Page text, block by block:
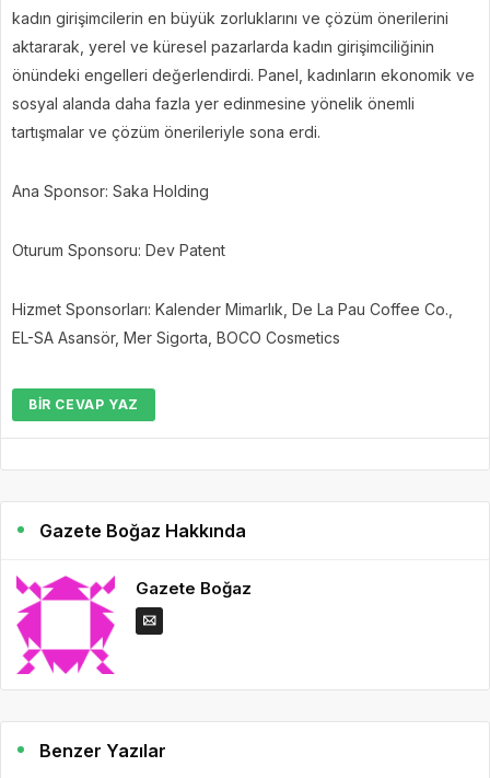
kadın girişimcilerin en büyük zorluklarını ve çözüm önerilerini
aktararak, yerel ve küresel pazarlarda kadın girişimciliğinin
önündeki engelleri değerlendirdi. Panel, kadınların ekonomik ve
sosyal alanda daha fazla yer edinmesine yönelik önemli
tartışmalar ve çözüm önerileriyle sona erdi.
Ana Sponsor: Saka Holding
Oturum Sponsoru: Dev Patent
Hizmet Sponsorları: Kalender Mimarlık, De La Pau Coffee Co.,
EL-SA Asansör, Mer Sigorta, BOCO Cosmetics
BIR CEVAP YAZ
Gazete Boğaz Hakkında
Gazete Boğaz
Benzer Yazılar